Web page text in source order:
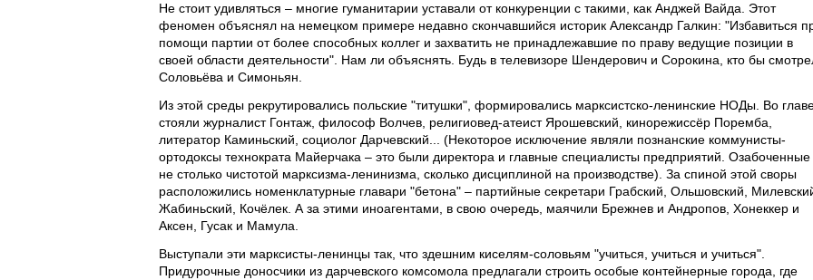
Не стоит удивляться – многие гуманитарии уставали от конкуренции с такими, как Анджей Вайда. Этот
феномен объяснял на немецком примере недавно скончавшийся историк Александр Галкин: "Избавиться
помощи партии от более способных коллег и захватить не принадлежавшие по праву ведущие позиции в
своей области деятельности". Нам ли объяснять. Будь в телевизоре Шендерович и Сорокина, кто бы
Соловьёва и Симоньян.
Из этой среды рекрутировались польские "титушки", формировались марксистско-ленинские НОДы. Во
стояли журналист Гонтаж, философ Волчев, религиовед-атеист Ярошевский, кинорежиссёр Поремба,
литератор Каминьский, социолог Дарчевский... (Некоторое исключение являли познанские коммунисты-
ортодоксы технократа Майерчака – это были директора и главные специалисты предприятий. Озабоченные
не столько чистотой марксизма-ленинизма, сколько дисциплиной на производстве). За спиной этой своры
расположились номенклатурные главари "бетона" – партийные секретари Грабский, Ольшовский,
Жабиньский, Кочёлек. А за этими иноагентами, в свою очередь, маячили Брежнев и Андропов, Хонеккер и
Аксен, Гусак и Мамула.
Выступали эти марксисты-ленинцы так, что здешним киселям-соловьям "учиться, учиться и учиться".
Придурочные доносчики из дарчевского комсомола предлагали строить особые контейнерные города, где